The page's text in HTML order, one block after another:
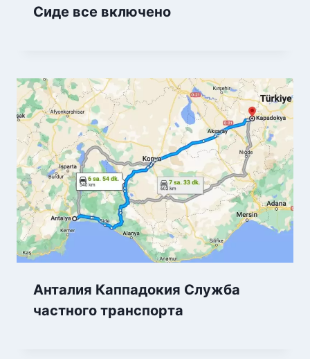
Сиде все включено
Анталия Каппадокия Служба
частного транспорта